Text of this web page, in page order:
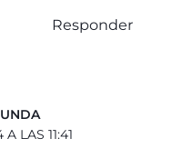
Responder
LAS 11:41